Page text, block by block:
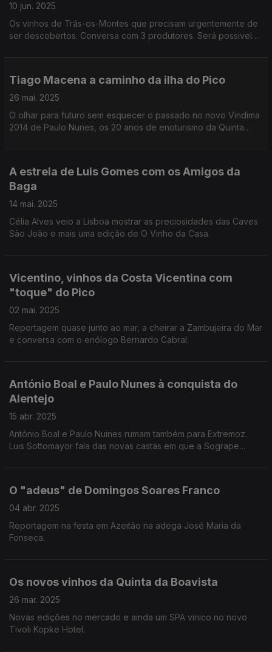
10 jun. 2025
Os vinhos de Trás-os-Montes que precisam urgentemente de
ser descobertos. Conversa com 3 produtores. Será possivel
Tiago Macena a caminho da ilha do Pico
26 mai. 2025
O olhar para futuro sem esquecer o passado no novo Vindima
2014 de Paulo Nunes, os 20 anos de enoturismo da Quinta
A estreia de Luis Gomes com os Amigos da
Baga
14 mai. 2025
Célia Alves veio a Lisboa mostrar as preciosidades das Caves
São João e mais uma edição de O Vinho da Casa.
Vicentino, vinhos da Costa Vicentina com
"toque" do Pico
02 mai. 2025
Reportagem quase junto ao mar, a cheirar a Zambujeira do Mar
e conversa com o enólogo Bernardo Cabral.
António Boal e Paulo Nunes à conquista do
Alentejo
15 abr. 2025
António Boal e Paulo Nuines rumam também para Extremoz.
Luis Sottomayor fala das novas castas em que a Sogrape
O "adeus" de Domingos Soares Franco
04 abr. 2025
Reportagem na festa em Azeitão na adega José Maria da
Fonseca.
Os novos vinhos da Quinta da Boavista
26 mar. 2025
Novas edições no mercado e ainda um SPA vinico no novo
Tivoli Kopke Hotel.